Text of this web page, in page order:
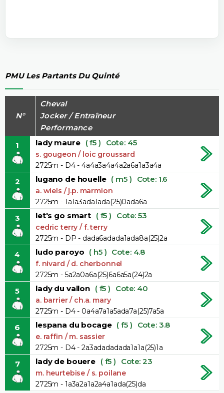
PMU Les Partants Du Quinté
N°
Cheval
Jocker / Entraîneur
Performance
1
lady maure ( f5 ) Cote: 45
s. gougeon / loic groussard
2725m - D4 - 4a4a3a4a4a2a6a1a3a4a
2 lugano de houelle ( m5 ) Cote: 1.6
a. wiels / j.p. marmion
2725m - 1a1a3ada1ada(25)0ada6a
3 let's go smart ( f5 ) Cote: 53
cedric terry / f. terry
2725m - DP - dada6adada1ada8a(25)2a
4 ludo paroyo ( h5 ) Cote: 4.8
f. nivard / d. cherbonnel
2725m - 5a2a0a6a(25)6a6a5a(24)2a
5 lady du vallon ( f5 ) Cote: 40
a. barrier / ch.a. mary
2725m - D4 - 0a4a7a1a5ada7a(25)7a5a
6 lespana du bocage ( f5 ) Cote: 3.8
e. raffin / m. sassier
2725m - D4 - 2a3adadadada1a1a(25)1a
7 lady de bouere ( f5 ) Cote: 23
m. heurtebise / s. poilane
2725m - 1a3a2a1a2a4a1ada(25)da